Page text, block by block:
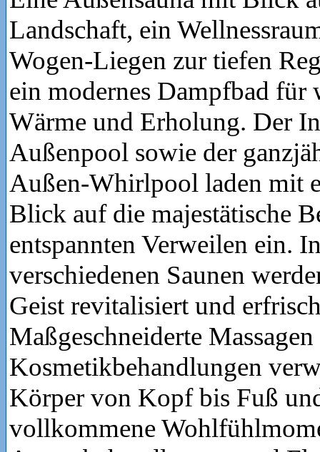
Landschaft, ein
Wogen-Liegen zur tiefen
ein modernes Dampfbad für
Wärme und Erholung. Der
Außenpool sowie der
Außen-Whirlpool laden mit
Blick auf die majestätische
entspannten Verweilen ein.
verschiedenen Saunen
Geist revitalisiert und
Maßgeschneiderte
Kosmetikbehandlungen
Körper von Kopf bis Fuß
vollkommene